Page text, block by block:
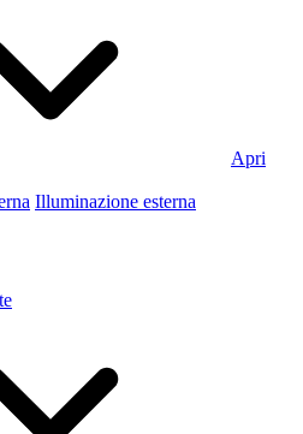
Apri
Illuminazione esterna